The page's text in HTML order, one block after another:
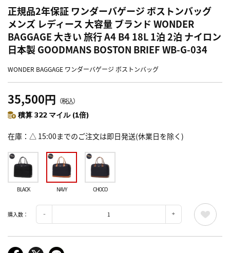
正規品2年保証 ワンダーバゲージ ボストンバッグ
メンズ レディース 大容量 ブランド WONDER
BAGGAGE 大きい 旅行 A4 B4 18L 1泊 2泊 ナイロン
日本製 GOODMANS BOSTON BRIEF WB-G-034
WONDER BAGGAGE ワンダーバゲージ ボストンバッグ
35,500円 （税込）
積算 322 マイル (1倍)
在庫 △ 15:00までのご注文は即日発送(休業日を除く)
BLACK NAVY CHOCO
購入数：